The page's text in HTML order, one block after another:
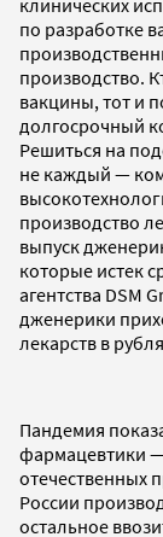
по разработке
производство.
вакцины, тот и
долгосрочный
Решиться на
не каждый —
производство
выпуск
которые истек
агентства DSM
дженерики
лекарств в
Пандемия
фармацевтики
отечественных
России
остальное